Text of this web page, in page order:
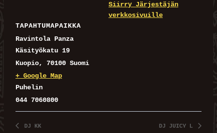
TAPAHTUMAPAIKKA
Ravintola Panza
Käsityökatu 19
Kuopio, 70100 Suomi
+ Google Map
Puhelin
044 7060800
Siirry Järjestäjän
verkkosivuille
DJ KK DJ JUICY L